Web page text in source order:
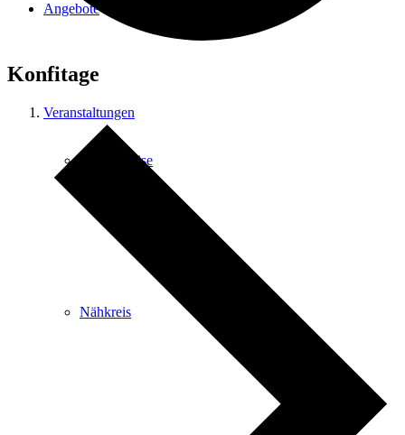
Angebote
Frauenkreise
Nähkreis
Konfitage
Veranstaltungen